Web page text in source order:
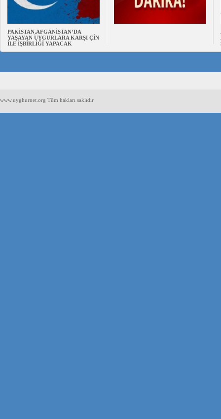
PAKİSTAN,AFGANİSTAN’DA
YAŞAYAN UYGURLARA KARŞI ÇİN
İLE İŞBİRLİĞİ YAPACAK
www.uyghurnet.org Tüm hakları saklıdır